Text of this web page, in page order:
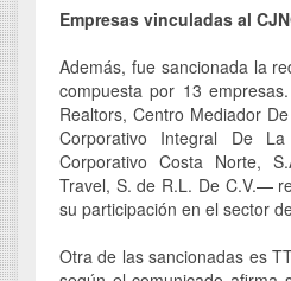
Empresas vinculadas al
Además, fue sancionada la
compuesta por 13
Realtors, Centro Mediador
Corporativo Integral De
Corporativo Costa Norte,
Travel, S. de R.L. De C.V.—
su participación en el sector
Otra de las sancionadas es